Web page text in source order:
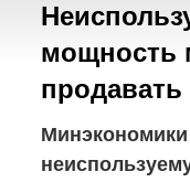
мощность
Минэкономики